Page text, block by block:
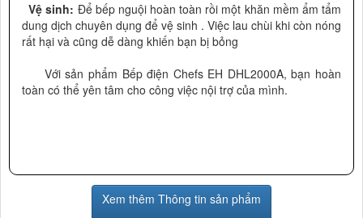
Vệ sinh: Để bếp nguội hoàn toàn rồi một khăn mềm ẩm tẩm
dung dịch chuyên dụng để vệ sinh . Việc lau chùi khi còn nóng
rất hại và cũng dễ dàng khiến bạn bị bỏng
Với sản phẩm Bếp điện Chefs EH DHL2000A, bạn hoàn
toàn có thể yên tâm cho công việc nội trợ của mình.
Xem thêm Thông tin sản phẩm